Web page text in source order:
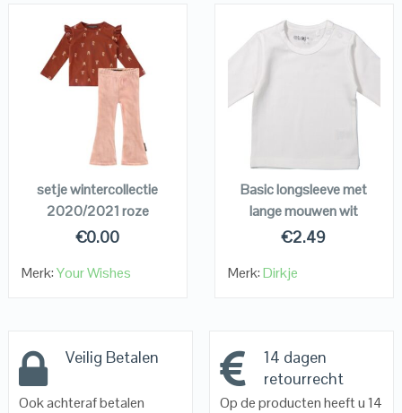
QUICK LOOK
VIEW DETAILS
KOPEN
setje wintercollectie
2020/2021 roze
€0.00
Merk:Your Wishes
QUICK LOOK
Basic longsleeve met
lange mouwen wit
€2.49
Merk:Dirkje
Veilig Betalen
Ook achteraf betalen
14 dagen
retourrecht
Op de producten heeft u 14